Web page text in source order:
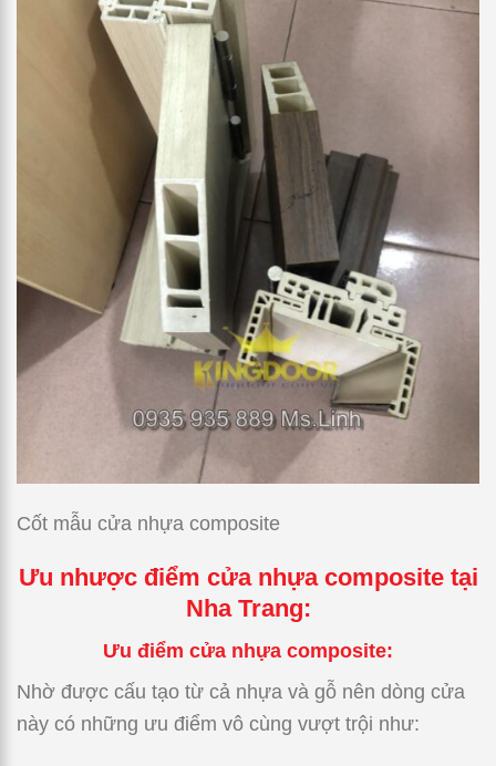
Cốt mẫu cửa nhựa composite
Ưu nhược điểm cửa nhựa composite tại
Nha Trang:
Ưu điểm cửa nhựa composite:
Nhờ được cấu tạo từ cả nhựa và gỗ nên dòng cửa
này có những ưu điểm vô cùng vượt trội như: